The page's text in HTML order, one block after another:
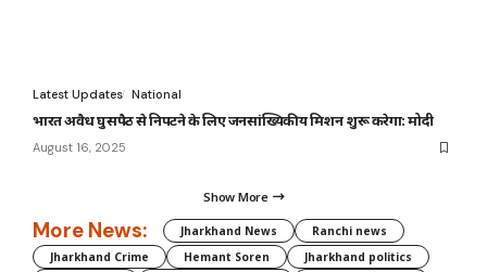
Latest Updates National
भारत अवैध घुसपैठ से निपटने के लिए जनसांख्यिकीय मिशन शुरू करेगा: मोदी
August 16, 2025
Show More
More News: Jharkhand News
Ranchi news
Jharkhand Crime
Hemant Soren
Jharkhand politics